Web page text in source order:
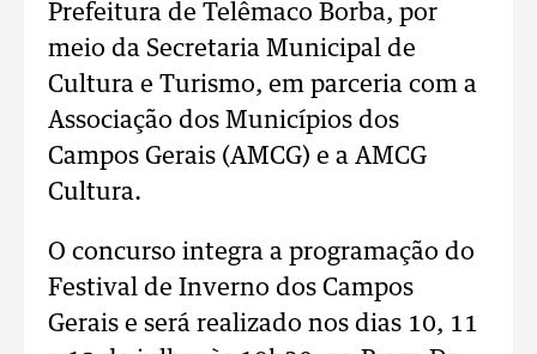
Prefeitura de Telêmaco Borba, por
meio da Secretaria Municipal de
Cultura e Turismo, em parceria com a
Associação dos Municípios dos
Campos Gerais (AMCG) e a AMCG
Cultura.
O concurso integra a programação do
Festival de Inverno dos Campos
Gerais e será realizado nos dias 10, 11